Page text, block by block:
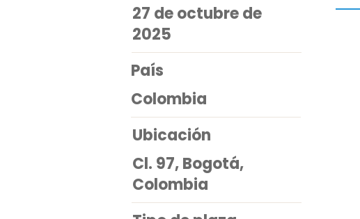
27 de octubre de
2025
País
Colombia
Ubicación
Cl. 97, Bogotá,
Colombia